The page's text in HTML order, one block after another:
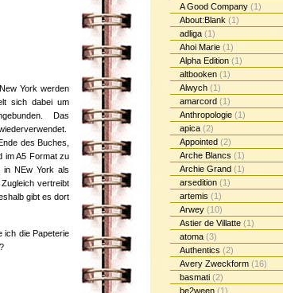
A Good Company (1)
About:Blank (1)
adliga (1)
Ahoi Marie (1)
Alpha Edition (1)
altbooken (1)
Alwych (1)
amarcord (1)
Anthropologie (1)
apica (2)
Appointed (2)
Arche Blancs (1)
Archie Grand (1)
arsedition (1)
artemis (1)
Arwey (10)
Astier de Villatte (1)
atoma (3)
Authentics (2)
Avery Zweckform (16)
basmati (2)
be2ween (1)
York werden
sich dabei um
Das
des Buches,
im A5 Format zu
NEw York als
vertreibt
gibt es dort
ich die Papeterie